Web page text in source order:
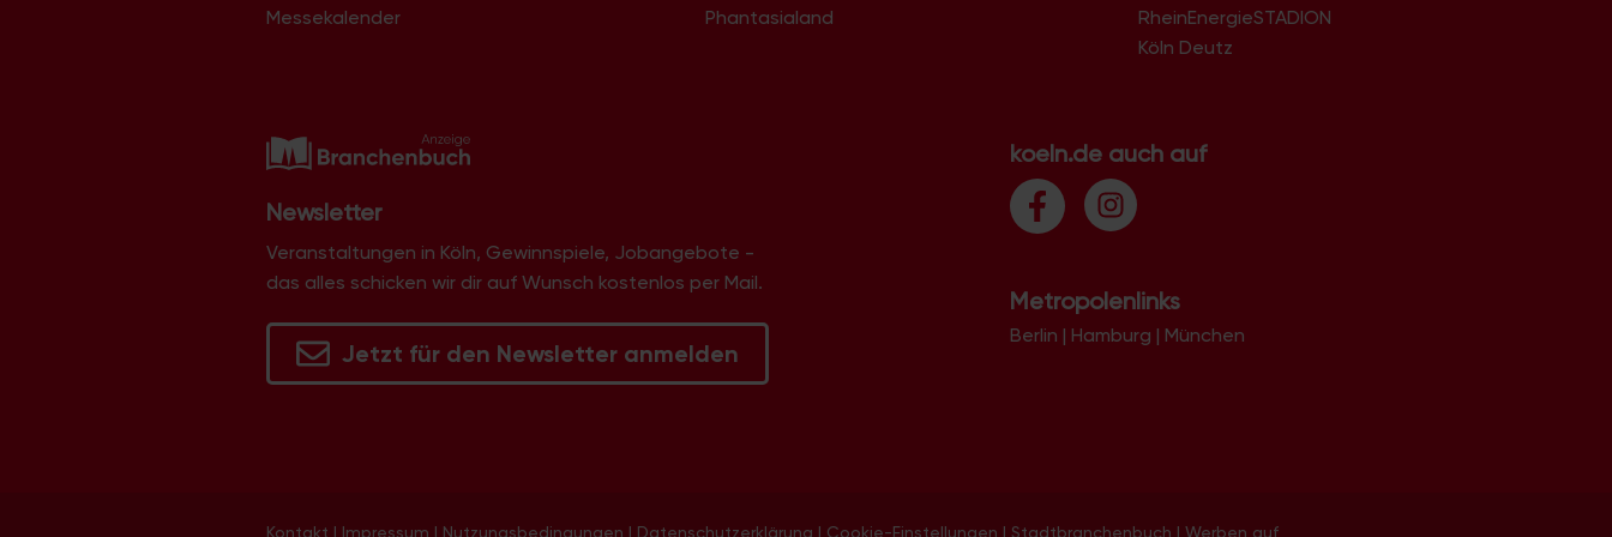
Messekalender
Phantasialand
RheinEnergieSTADION
Köln Deutz
Newsletter
Veranstaltungen in Köln, Gewinnspiele, Jobangebote -
das alles schicken wir dir auf Wunsch kostenlos per Mail.
Jetzt für den Newsletter anmelden
koeln.de auch auf
Metropolenlinks
Berlin | Hamburg | München
Kontakt | Impressum | Nutzungsbedingungen | Datenschutzerklärung | Cookie-Einstellungen | Stadtbranchenbuch | Werben auf